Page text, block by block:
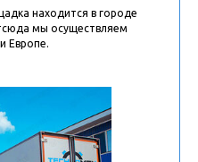
находится в городе
мы осуществляем
Европе.